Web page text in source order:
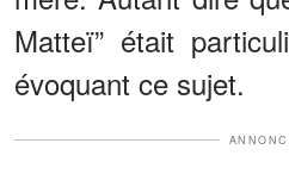
Matteï” était
évoquant ce sujet.